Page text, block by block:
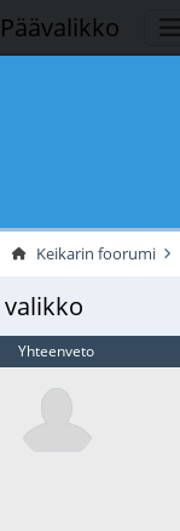
Päävalikko
Keikarin foorumi
valikko
Yhteenveto